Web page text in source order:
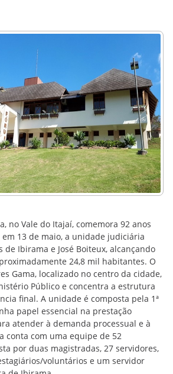
no Vale do Itajaí, comemora 92 anos
13 de maio, a unidade judiciária
Ibirama e José Boiteux, alcançando
24,8 mil habitantes. O
Gama, localizado no centro da cidade,
Público e concentra a estrutura
final. A unidade é composta pela 1ª
papel essencial na prestação
atender à demanda processual e à
conta com uma equipe de 52
por duas magistradas, 27 servidores,
voluntários e um servidor